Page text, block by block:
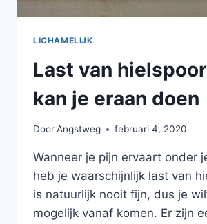
LICHAMELIJK
Last van
kan je eraan doen
DoorAngstweg februari 4, 2020
Wanneer je pijn ervaart onder
heb je waarschijnlijk last van
is natuurlijk nooit fijn, dus je
mogelijk vanaf komen. Er zijn